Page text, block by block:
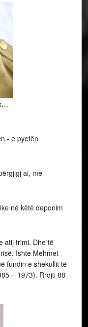
e pyetën
ai, me
këtë deponim
atij trimi. Dhe të
Ishte Mehmet
fundin e shekullit të
– 1973). Rrojti 88